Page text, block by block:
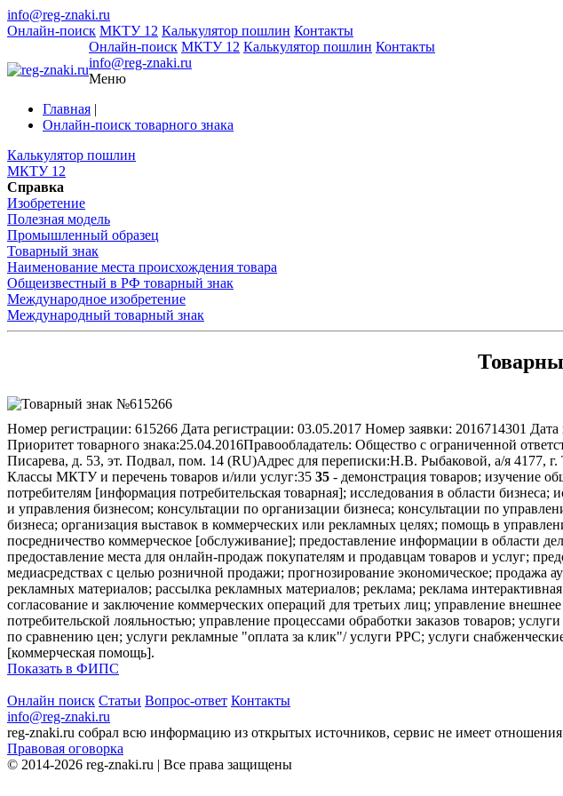
info@reg-znaki.ru
Онлайн-поиск МКТУ 12 Калькулятор пошлин Контакты
Онлайн-поиск МКТУ 12 Калькулятор пошлин Контакты
info@reg-znaki.ru
Меню
Главная |
Онлайн-поиск товарного знака
Калькулятор пошлин
МКТУ 12
Справка
Изобретение
Полезная модель
Промышленный образец
Товарный знак
Наименование места происхождения товара
Общеизвестный в РФ товарный знак
Международное изобретение
Международный товарный знак
Номер регистрации: 615266 Дата регистрации: 03.05.2017 Номер заявки: 2016714301 Дата
Приоритет товарного знака:25.04.2016Правообладатель: Общество с ограниченной
Писарева, д. 53, эт. Подвал, пом. 14 (RU)Адрес для переписки:Н.В. Рыбаковой, а/я 4177, г.
Классы МКТУ и перечень товаров и/или услуг:35 35 - демонстрация товаров; изучение
потребителям [информация потребительская товарная]; исследования в области
и управления бизнесом; консультации по организации бизнеса; консультации по
бизнеса; организация выставок в коммерческих или рекламных целях; помощь в
посредничество коммерческое [обслуживание]; предоставление информации в области
предоставление места для онлайн-продаж покупателям и продавцам товаров и услуг;
медиасредствах с целью розничной продажи; прогнозирование экономическое; продажа
рекламных материалов; рассылка рекламных материалов; реклама; реклама
согласование и заключение коммерческих операций для третьих лиц; управление
потребительской лояльностью; управление процессами обработки заказов товаров;
по сравнению цен; услуги рекламные "оплата за клик"/ услуги PPC; услуги
[коммерческая помощь].
Показать в ФИПС
Онлайн поиск Статьи Вопрос-ответ Контакты
info@reg-znaki.ru
reg-znaki.ru собрал всю информацию из открытых источников, сервис не имеет
Правовая оговорка
© 2014-2026 reg-znaki.ru | Все права защищены